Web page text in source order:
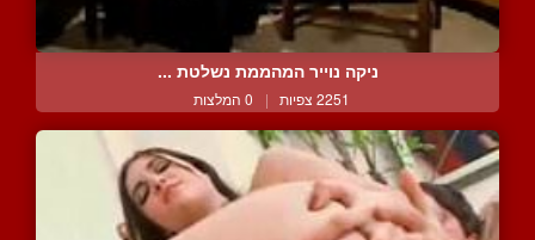
ניקה נוייר המהממת נשלטת ...
2251 צפיות | 0 המלצות